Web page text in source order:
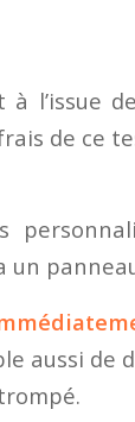
à l’issue
de ce
un
aussi de